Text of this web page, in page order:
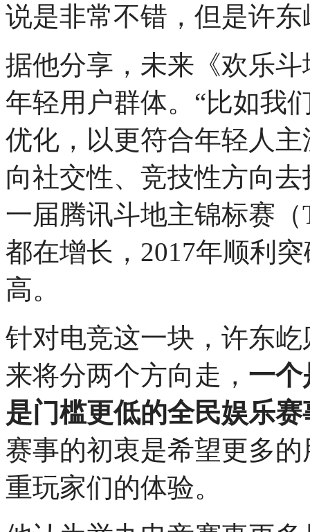
说是非常不错，但是许
据他分享，未来《欢乐
年轻用户群体。“比如我
优化，以更符合年轻人
向社交性、竞技性方向
一届腾讯斗地主锦标赛
都在增长，2017年顺利
高。
针对电竞这一块，许东
来将分两个方向走， 一个
是门槛更低的全民娱乐赛
赛事的初衷是希望更多
重玩家们的体验。